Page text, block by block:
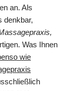
an. Als
denkbar,
Was Ihnen
wie